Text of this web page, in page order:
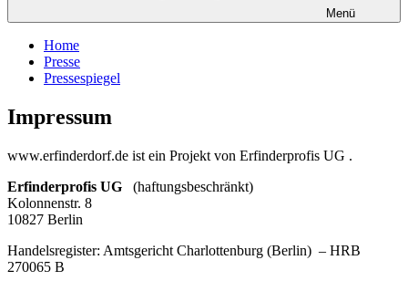
Menü
Home
Presse
Pressespiegel
Impressum
www.erfinderdorf.de ist ein Projekt von Erfinderprofis UG .
Erfinderprofis UG (haftungsbeschränkt)
Kolonnenstr. 8
10827 Berlin
Handelsregister: Amtsgericht Charlottenburg (Berlin) – HRB
270065 B